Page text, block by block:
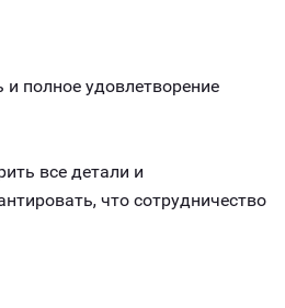
полное удовлетворение
все детали и
что сотрудничество